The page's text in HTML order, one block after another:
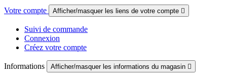
Votre compte Afficher/masquer les liens de votre compte 
Suivi de commande
Connexion
Créez votre compte
Informations Afficher/masquer les informations du magasin 